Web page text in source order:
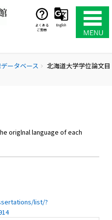
よくある
ご質問
English
ータベース chevron_right
北海道大学学位論文目
origlnal language of each
list/?